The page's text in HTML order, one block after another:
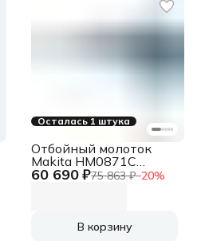
Осталась 1 штука
60 690 ₽75 863 ₽−20%
Отбойный молоток
Makita HM0871C
1110Вт
В корзину